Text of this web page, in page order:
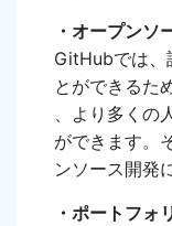
・オープンソ
GitHubでは、
とができるた
、より多くの
ができます。
ンソース開発
・ポートフォ